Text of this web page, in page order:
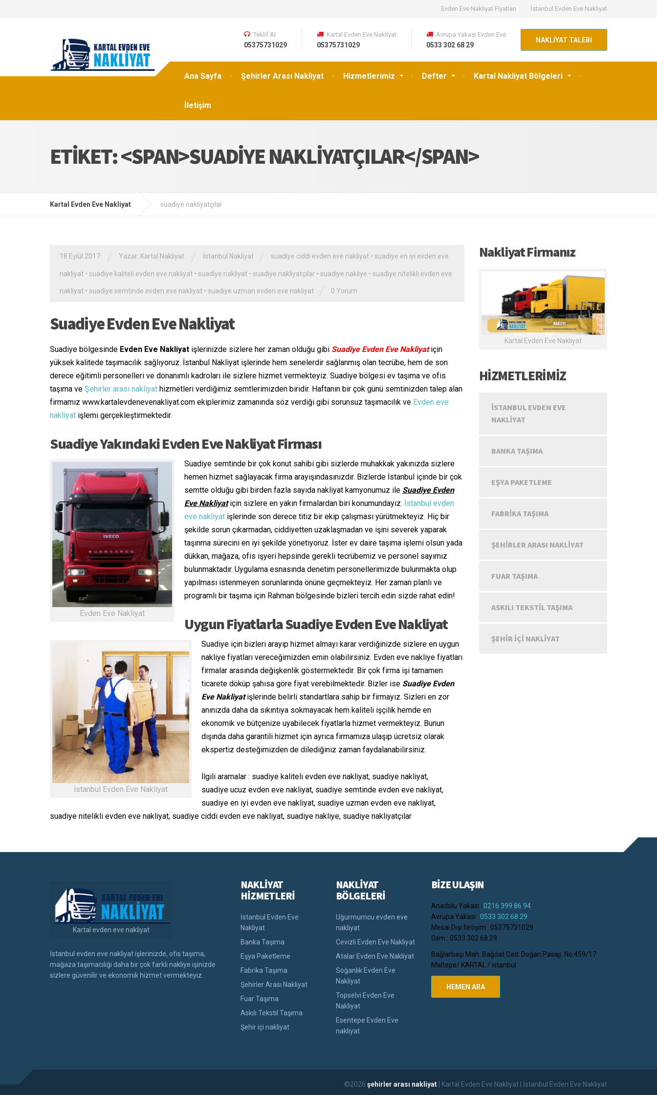
Evden Eve Nakliyat Fiyatları İstanbul Evden Eve Nakliyat
Ana Sayfa Şehirler Arası Nakliyat Hizmetlerimiz Defter Kartal Nakliyat Bölgeleri
İletişim
Teklif Al
05375731029
Kartal Evden Eve Nakliyat
05375731029
Avrupa Yakası Evden Eve
0533 302 68 29
NAKLİYAT TALEBİ
ETIKET: <SPAN>SUADIYE NAKLIYATÇILAR</SPAN>
Kartal Evden Eve Nakliyat suadiye nakliyatçılar
18 Eylül 2017 Yazar: Kartal Nakliyat İstanbul Nakliyat suadiye ciddi evden eve nakliyat • suadiye en iyi evden eve
nakliyat • suadiye kaliteli evden eve nakliyat • suadiye nakliyat • suadiye nakliyatçılar • suadiye nakliye • suadiye nitelikli evden eve
nakliyat • suadiye semtinde evden eve nakliyat • suadiye uzman evden eve nakliyat 0 Yorum
Suadiye Evden Eve Nakliyat
Suadiye bölgesinde Evden Eve Nakliyat işlerinizde sizlere her zaman olduğu gibi Suadiye Evden Eve Nakliyatiçin
yüksek kalitede taşımacılık sağlıyoruz. İstanbul Nakliyat işlerinde hem senelerdir sağlanmış olan tecrübe, hem de son
derece eğitimli personelleri ve donanımlı kadroları ile sizlere hizmet vermekteyiz. Suadiye bölgesi ev taşıma ve ofis
taşıma ve Şehirler arası nakliyat hizmetleri verdiğimiz semtlerimizden biridir. Haftanın bir çok günü semtinizden talep alan
firmamız www.kartalevdenevenakliyat.com ekiplerimiz zamanında söz verdiği gibi sorunsuz taşımacılık ve Evden eve
nakliyat işlemi gerçekleştirmektedir.
Suadiye Yakındaki Evden Eve Nakliyat Firması
Evden Eve Nakliyat
Suadiye semtinde bir çok konut sahibi gibi sizlerde muhakkak yakınızda sizlere
hemen hizmet sağlayacak firma arayışındasınızdır. Bizlerde İstanbul içinde bir çok
semtte olduğu gibi birden fazla sayıda nakliyat kamyonumuz ile Suadiye Evden
Eve Nakliyatiçin sizlere en yakın firmalardan biri konumundayız. İstanbul evden
eve nakliyat işlerinde son derece titiz bir ekip çalışması yürütmekteyiz. Hiç bir
şekilde sorun çıkarmadan, ciddiyetten uzaklaşmadan ve işini severek yaparak
taşınma sürecini en iyi şekilde yönetiyoruz. İster ev daire taşıma işlemi olsun yada
dükkan, mağaza, ofis işyeri hepsinde gerekli tecrübemiz ve personel sayımız
bulunmaktadır. Uygulama esnasında denetim personellerimizde bulunmakta olup
yapılması istenmeyen sorunlarında önüne geçmekteyiz. Her zaman planlı ve
programlı bir taşıma için Rahman bölgesinde bizleri tercih edin sizde rahat edin!
Uygun Fiyatlarla Suadiye Evden Eve Nakliyat
İstanbul Evden Eve Nakliyat
Suadiye için bizleri arayıp hizmet almayı karar verdiğinizde sizlere en uygun
nakliye fiyatları vereceğimizden emin olabilirsiniz. Evden eve nakliye fiyatları
firmalar arasında değişkenlik göstermektedir. Bir çok firma işi tamamen
ticarete döküp şahısa göre fiyat verebilmektedir. Bizler ise Suadiye Evden
Eve Nakliyatişlerinde belirli standartlara sahip bir firmayız. Sizleri en zor
anınızda daha da sıkıntıya sokmayacak hem kaliteli işçilik hemde en
ekonomik ve bütçenize uyabilecek fiyatlarla hizmet vermekteyiz. Bunun
dışında daha garantili hizmet için ayrıca firmamıza ulaşıp ücretsiz olarak
ekspertiz desteğimizden de dilediğiniz zaman faydalanabilirsiniz.
İlgili aramalar : suadiye kaliteli evden eve nakliyat, suadiye nakliyat,
suadiye ucuz evden eve nakliyat, suadiye semtinde evden eve nakliyat,
suadiye en iyi evden eve nakliyat, suadiye uzman evden eve nakliyat,
suadiye nitelikli evden eve nakliyat, suadiye ciddi evden eve nakliyat, suadiye nakliye, suadiye nakliyatçılar
Nakliyat Firmanız
Kartal Evden Eve Nakliyat
HİZMETLERİMİZ
İSTANBUL EVDEN EVE
NAKLIYAT
BANKA TAŞIMA
EŞYA PAKETLEME
FABRIKA TAŞIMA
ŞEHIRLER ARASI NAKLIYAT
FUAR TAŞIMA
ASKILI TEKSTIL TAŞIMA
ŞEHIR IÇI NAKLIYAT
Kartal evden eve nakliyat
İstanbul evden eve nakliyat işlerinizde, ofis taşıma,
mağaza taşımacılığı daha bir çok farklı nakliye işinizde
sizlere güvenilir ve ekonomik hizmet vermekteyiz.
NAKLİYAT
HİZMETLERİ
İstanbul Evden Eve
Nakliyat
Banka Taşıma
Eşya Paketleme
Fabrika Taşıma
Şehirler Arası Nakliyat
Fuar Taşıma
Askılı Tekstil Taşıma
Şehir içi nakliyat
NAKLİYAT
BÖLGELERİ
Uğurmumcu evden eve
nakliyat
Cevizli Evden Eve Nakliyat
Atalar Evden Eve Nakliyat
Soğanlık Evden Eve
Nakliyat
Topselvi Evden Eve
Nakliyat
Esentepe Evden Eve
nakliyat
BİZE ULAŞIN
Anadolu Yakası : 0216 399 86 94
Avrupa Yakası : 0533 302 68 29
Mesai Dışı İletişim : 05375731029
Gsm : 0533 302 68 29
Bağlarbaşı Mah. Bağdat Cad. Doğan Pasajı. No:459/17
Maltepe/ KARTAL / istanbul
HEMEN ARA
©2026 şehirler arası nakliyat | Kartal Evden Eve Nakliyat | İstanbul Evden Eve Nakliyat